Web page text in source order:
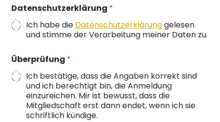
e
r
W
t
r
e
Datenschutzerklärung *
Ich habe die Datenschutzerklärunggelesen
und stimme der Verarbeitung meiner Daten zu.
Überprüfung *
Ich bestätige, dass die Angaben korrekt sind
und ich berechtigt bin, die Anmeldung
einzureichen. Mir ist bewusst, dass die
Mitgliedschaft erst dann endet, wenn ich sie
schriftlich kündige.